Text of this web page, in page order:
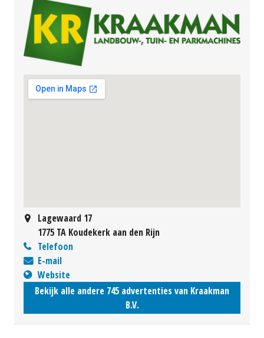
Lagewaard 17
1775 TA Koudekerk aan den Rijn
Telefoon
E-mail
Website
Bekijk alle andere 745 advertenties van Kraakman
B.V.